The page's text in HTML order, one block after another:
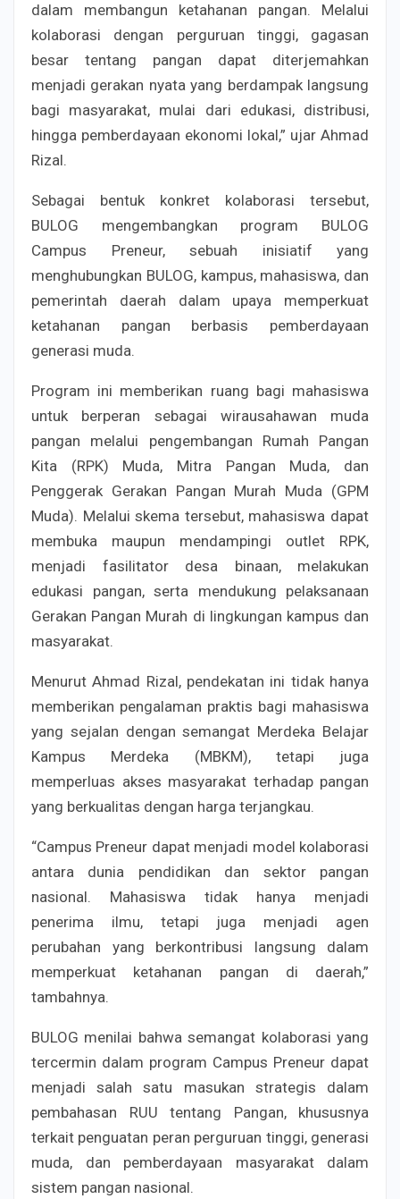
dalam membangun ketahanan pangan. Melalui
kolaborasi dengan perguruan tinggi, gagasan
besar tentang pangan dapat diterjemahkan
menjadi gerakan nyata yang berdampak langsung
bagi masyarakat, mulai dari edukasi, distribusi,
hingga pemberdayaan ekonomi lokal,” ujar Ahmad
Rizal.
Sebagai bentuk konkret kolaborasi tersebut,
BULOG mengembangkan program BULOG
Campus Preneur, sebuah inisiatif yang
menghubungkan BULOG, kampus, mahasiswa, dan
pemerintah daerah dalam upaya memperkuat
ketahanan pangan berbasis pemberdayaan
generasi muda.
Program ini memberikan ruang bagi mahasiswa
untuk berperan sebagai wirausahawan muda
pangan melalui pengembangan Rumah Pangan
Kita (RPK) Muda, Mitra Pangan Muda, dan
Penggerak Gerakan Pangan Murah Muda (GPM
Muda). Melalui skema tersebut, mahasiswa dapat
membuka maupun mendampingi outlet RPK,
menjadi fasilitator desa binaan, melakukan
edukasi pangan, serta mendukung pelaksanaan
Gerakan Pangan Murah di lingkungan kampus dan
masyarakat.
Menurut Ahmad Rizal, pendekatan ini tidak hanya
memberikan pengalaman praktis bagi mahasiswa
yang sejalan dengan semangat Merdeka Belajar
Kampus Merdeka (MBKM), tetapi juga
memperluas akses masyarakat terhadap pangan
yang berkualitas dengan harga terjangkau.
“Campus Preneur dapat menjadi model kolaborasi
antara dunia pendidikan dan sektor pangan
nasional. Mahasiswa tidak hanya menjadi
penerima ilmu, tetapi juga menjadi agen
perubahan yang berkontribusi langsung dalam
memperkuat ketahanan pangan di daerah,”
tambahnya.
BULOG menilai bahwa semangat kolaborasi yang
tercermin dalam program Campus Preneur dapat
menjadi salah satu masukan strategis dalam
pembahasan RUU tentang Pangan, khususnya
terkait penguatan peran perguruan tinggi, generasi
muda, dan pemberdayaan masyarakat dalam
sistem pangan nasional.